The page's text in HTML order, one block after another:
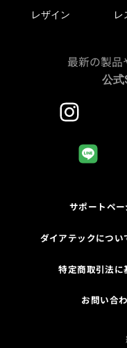
レザイン レ
最新の製品
公式
サポートペ
ダイアテックについ
特定商取引法に
お問い合